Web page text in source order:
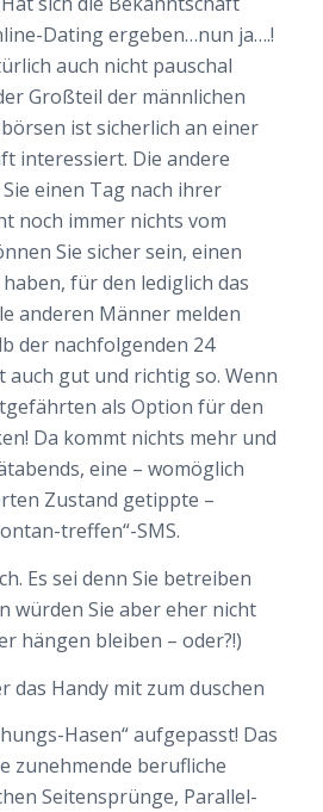
Dating ergeben…nun ja….!
auch nicht pauschal
Großteil der männlichen
ist sicherlich an einer
interessiert. Die andere
einen Tag nach ihrer
noch immer nichts vom
Sie sicher sein, einen
für den lediglich das
anderen Männer melden
der nachfolgenden 24
auch gut und richtig so. Wenn
als Option für den
Da kommt nichts mehr und
eine – womöglich
Zustand getippte –
treffen“-SMS.
Es sei denn Sie betreiben
würden Sie aber eher nicht
hängen bleiben – oder?!)
das Handy mit zum duschen
Hasen“ aufgepasst! Das
zunehmende berufliche
Seitensprünge, Parallel-